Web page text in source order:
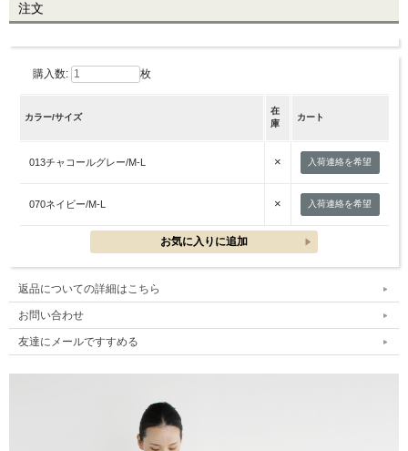
注文
購入数: 枚
カラー/サイズ
在
庫
カート
013チャコールグレー/M-L × 入荷連絡を希望
070ネイビー/M-L × 入荷連絡を希望
返品についての詳細はこちら
お問い合わせ
友達にメールですすめる